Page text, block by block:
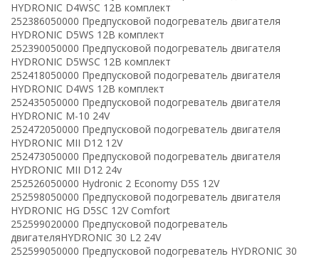
HYDRONIC D4WSC 12В комплект
252386050000 Предпусковой подогреватель двигателя
HYDRONIC D5WS 12В комплект
252390050000 Предпусковой подогреватель двигателя
HYDRONIC D5WSC 12В комплект
252418050000 Предпусковой подогреватель двигателя
HYDRONIC D4WS 12В комплект
252435050000 Предпусковой подогреватель двигателя
HYDRONIC M-10 24V
252472050000 Предпусковой подогреватель двигателя
HYDRONIC МII D12 12V
252473050000 Предпусковой подогреватель двигателя
HYDRONIC МII D12 24v
252526050000 Hydronic 2 Economy D5S 12V
252598050000 Предпусковой подогреватель двигателя
HYDRONIC HG D5SC 12V Comfort
252599020000 Предпусковой подогреватель
двигателяHYDRONIC 30 L2 24V
252599050000 Предпусковой подогреватель HYDRONIC 30